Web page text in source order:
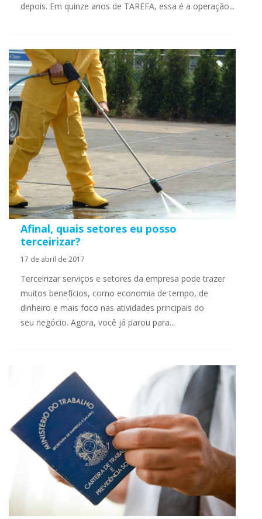
depois. Em quinze anos de TAREFA, essa é a operação...
Afinal, quais setores eu posso
terceirizar?
17 de abril de 2017
Terceirizar serviços e setores da empresa pode trazer
muitos benefícios, como economia de tempo, de
dinheiro e mais foco nas atividades principais do
seu negócio. Agora, você já parou para...